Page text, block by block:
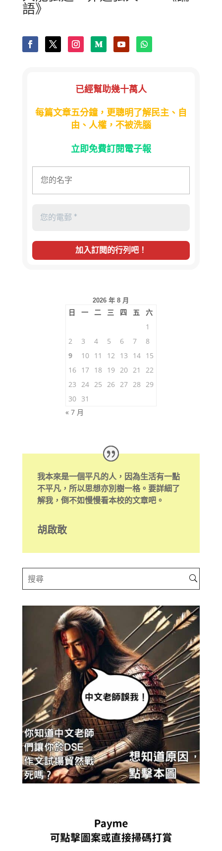
語》
已經幫助幾十萬人
每篇文章五分鐘，更聰明了解民主、自
由、人權，不被洗腦
立即免費訂閱電子報
2026 年 8 月
日 一 二 三 四 五
六
1
2
3 4 5 6 7
8
9
10 11 12 13 14 15
16 17 18 19 20 21
22
23 24 25 26 27 28 29
30 31
« 7 月
我本來是一個平凡的人，因為生活有一點
不平凡，所以思想亦別樹一格。要詳細了
解我，倒不如慢慢看本校的文章吧。
胡啟敢